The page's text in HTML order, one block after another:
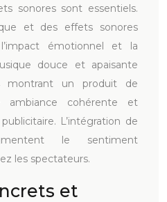
sonores sont essentiels.
et des effets sonores
émotionnel et la
douce et apaisante
montrant un produit de
ambiance cohérente et
L’intégration de
le sentiment
les spectateurs.
et